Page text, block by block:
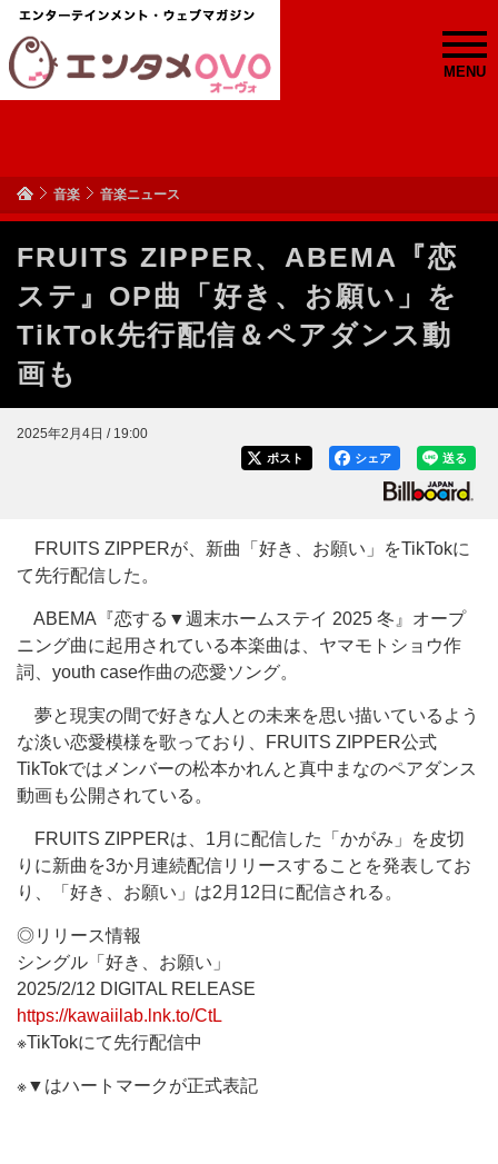
MENU
音楽 音楽ニュース
FRUITS ZIPPER、ABEMA『恋
ステ』OP曲「好き、お願い」を
TikTok先行配信＆ペアダンス動
画も
2025年2月4日 / 19:00
送る
シェア
ポスト
FRUITS ZIPPERが、新曲「好き、お願い」をTikTokに
て先行配信した。
ABEMA『恋する▼週末ホームステイ 2025 冬』オープ
ニング曲に起用されている本楽曲は、ヤマモトショウ作
詞、youth case作曲の恋愛ソング。
夢と現実の間で好きな人との未来を思い描いているよう
な淡い恋愛模様を歌っており、FRUITS ZIPPER公式
TikTokではメンバーの松本かれんと真中まなのペアダンス
動画も公開されている。
FRUITS ZIPPERは、1月に配信した「かがみ」を皮切
りに新曲を3か月連続配信リリースすることを発表してお
り、「好き、お願い」は2月12日に配信される。
◎リリース情報
シングル「好き、お願い」
2025/2/12 DIGITAL RELEASE
https://kawaiilab.lnk.to/CtL
※TikTokにて先行配信中
※▼はハートマークが正式表記